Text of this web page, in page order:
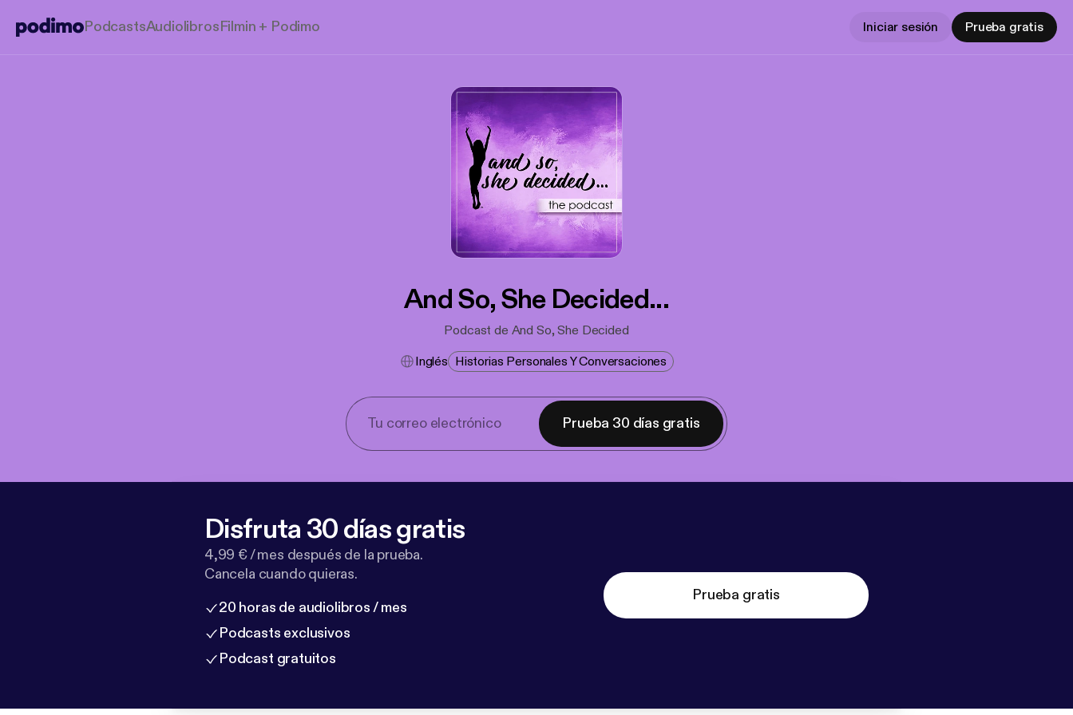
PodcastsAudiolibrosFilmin + Podimo Iniciar sesión Prueba gratis
And So, She Decided...
Podcast de And So, She Decided
Inglés Historias Personales Y Conversaciones
Prueba 30 días gratis
Disfruta 30 días gratis
4,99 € / mes después de la prueba.
Cancela cuando quieras.
20 horas de audiolibros / mes
Podcasts exclusivos
Podcast gratuitos
Prueba gratis